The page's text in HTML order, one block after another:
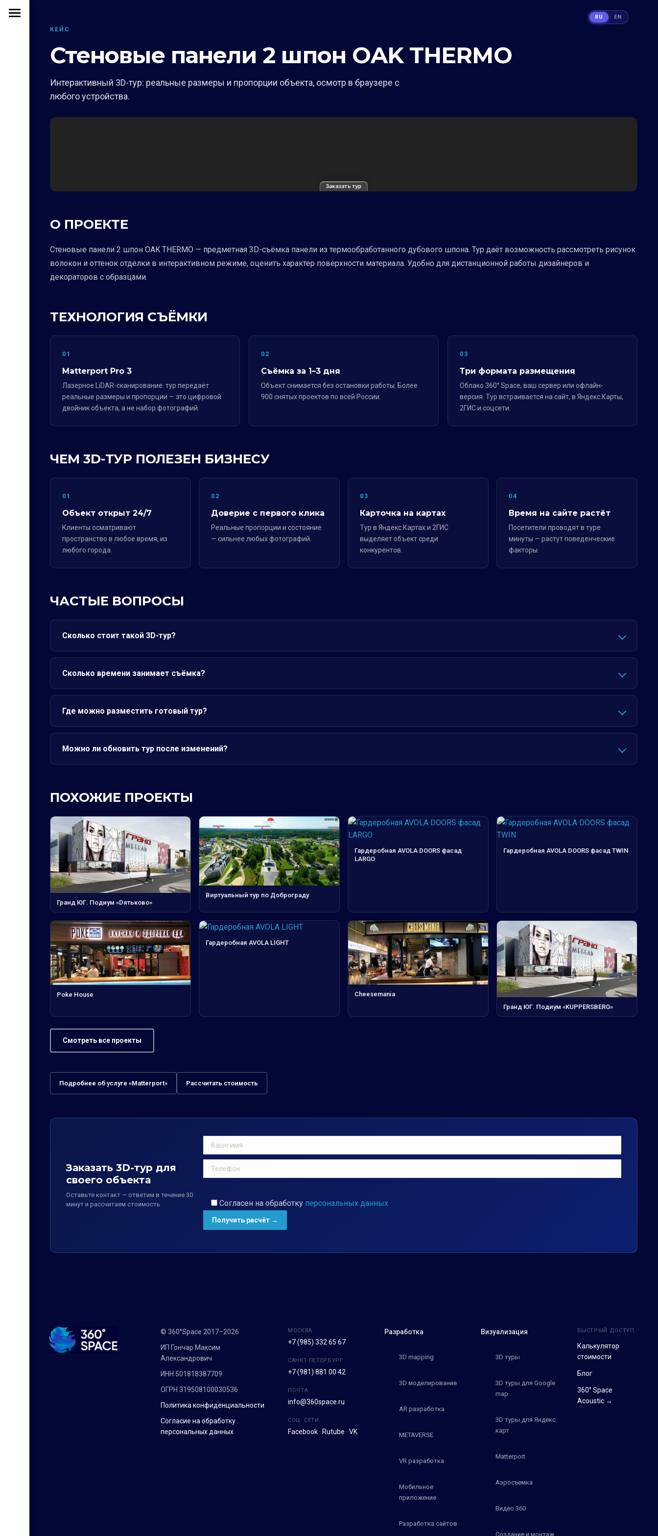
КЕЙС
Стеновые панели 2 шпон OAK THERMO
Интерактивный 3D-тур: реальные размеры и пропорции объекта, осмотр в браузере с
любого устройства.
Заказать тур
О ПРОЕКТЕ
Стеновые панели 2 шпон OAK THERMO — предметная 3D-съёмка панели из термообработанного дубового шпона. Тур даёт возможность рассмотреть рисунок
волокон и оттенок отделки в интерактивном режиме, оценить характер поверхности материала. Удобно для дистанционной работы дизайнеров и
декораторов с образцами.
ТЕХНОЛОГИЯ СЪЁМКИ
01
Matterport Pro 3
Лазерное LiDAR-сканирование: тур передаёт
реальные размеры и пропорции — это цифровой
двойник объекта, а не набор фотографий.
02
Съёмка за 1–3 дня
Объект снимается без остановки работы. Более
900 снятых проектов по всей России.
03
Три формата размещения
Облако 360° Space, ваш сервер или офлайн-
версия. Тур встраивается на сайт, в Яндекс.Карты,
2ГИС и соцсети.
ЧЕМ 3D-ТУР ПОЛЕЗЕН БИЗНЕСУ
01
Объект открыт 24/7
Клиенты осматривают
пространство в любое время, из
любого города.
02
Доверие с первого клика
Реальные пропорции и состояние
— сильнее любых фотографий.
03
Карточка на картах
Тур в Яндекс.Картах и 2ГИС
выделяет объект среди
конкурентов.
04
Время на сайте растёт
Посетители проводят в туре
минуты — растут поведенческие
факторы.
ЧАСТЫЕ ВОПРОСЫ
Сколько стоит такой 3D-тур?
Сколько времени занимает съёмка?
Где можно разместить готовый тур?
Можно ли обновить тур после изменений?
ПОХОЖИЕ ПРОЕКТЫ
Гранд ЮГ. Подиум «Dятьково»
Виртуальный тур по Доброграду
Гардеробная AVOLA DOORS фасад
LARGO
Гардеробная AVOLA DOORS фасад TWIN
Poke House
Гардеробная AVOLA LIGHT
Cheesemania
Гранд ЮГ. Подиум «KUPPERSBERG»
Смотреть все проекты
Подробнее об услуге «Matterport» Рассчитать стоимость
Заказать 3D-тур для
своего объекта
Оставьте контакт — ответим в течение 30
минут и рассчитаем стоимость
Согласен на обработку персональных данных
© 360°Space 2017–2026
ИП Гончар Максим
Александрович
ИНН 501818387709
ОГРН 319508100030536
Политика конфиденциальности
Согласие на обработку
персональных данных
МОСКВА
+7 (985) 332 65 67
САНКТ-ПЕТЕРБУРГ
+7 (981) 881 00 42
ПОЧТА
info@360space.ru
СОЦ. СЕТИ
Facebook· Rutube · VK
Разработка
3D mapping
3D моделирование
AR разработка
METAVERSE
VR разработка
Мобильное
приложение
Разработка сайтов
Визуализация
3D туры
3D туры для Google
map
3D туры для Яндекс
карт
Matterport
Аэросъемка
Видео 360
Создание и монтаж
БЫСТРЫЙ ДОСТУП
Калькулятор
стоимости
Блог
360° Space
Acoustic →
RU EN